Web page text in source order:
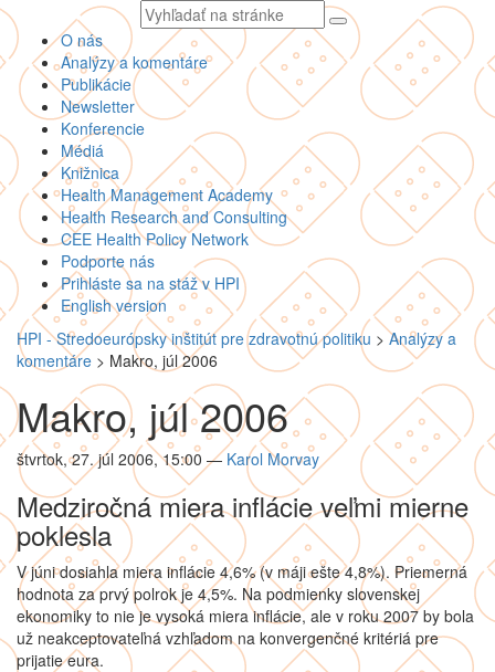
Vyhľadávaný
text
O nás
Analýzy a komentáre
Publikácie
Newsletter
Konferencie
Médiá
Knižnica
Health Management Academy
Health Research and Consulting
CEE Health Policy Network
Podporte nás
Prihláste sa na stáž v HPI
English version
HPI - Stredoeurópsky inštitút pre zdravotnú politiku >Analýzy a
komentáre > Makro, júl 2006
Makro, júl 2006
štvrtok, 27. júl 2006, 15:00 — Karol Morvay
Medziročná miera inflácie veľmi mierne
poklesla
V júni dosiahla miera inflácie 4,6% (v máji ešte 4,8%). Priemerná
hodnota za prvý polrok je 4,5%. Na podmienky slovenskej
ekonomiky to nie je vysoká miera inflácie, ale v roku 2007 by bola
už neakceptovateľná vzhľadom na konvergenčné kritériá pre
prijatie eura.